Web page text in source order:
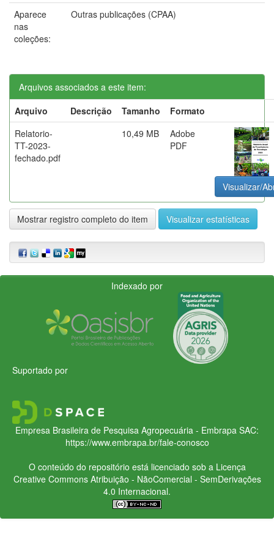
Aparece
nas
coleções:
Outras publicações (CPAA)
Arquivos associados a este item:
Arquivo
Descrição Tamanho
Formato
Relatorio-
TT-2023-
fechado.pdf
10,49 MB
Adobe
PDF
Visualizar/
Mostrar registro completo do item Visualizar estatísticas
Indexado por
Suportado por
Empresa Brasileira de Pesquisa Agropecuária - Embrapa SAC:
https://www.embrapa.br/fale-conosco
O conteúdo do repositório está licenciado sob a Licença
Creative CommonsAtribuição - NãoComercial - SemDerivações
4.0 Internacional.